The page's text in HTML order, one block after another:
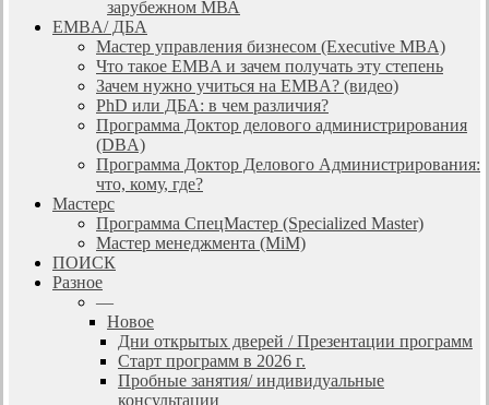
зарубежном МВА
EMBA/ ДБA
Мастер управления бизнесом (Executive MBA)
Что такое EMBA и зачем получать эту степень
Зачем нужно учиться на EMBA? (видео)
PhD или ДБА: в чем различия?
Программа Доктор делового администрирования
(DBА)
Программа Доктор Делового Администрирования:
что, кому, где?
Мастерс
Программа СпецМастер (Specialized Master)
Мастер менеджмента (MiM)
ПОИСК
Разное
—
Новое
Дни открытых дверей / Презентации программ
Старт программ в 2026 г.
Пробные занятия/ индивидуальные
консультации